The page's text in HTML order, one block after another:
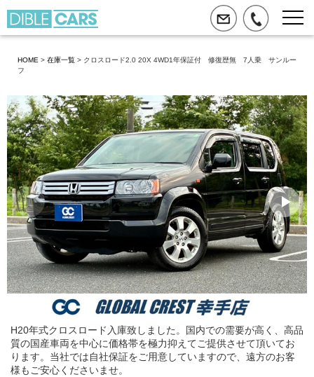
HOME > 在庫一覧 > クロスロード2.0 20X 4WD1年保証付 修復歴無 7人乗 サンルー
フ
H20年式クロスロード入庫致しました。国内での需要が高く、高品
質の国産車両を中心に価格帯を極力抑えてご提供させて頂いてお
ります。当社では自社保証をご用意していますので、遠方のお客
様もご安心くださいませ。